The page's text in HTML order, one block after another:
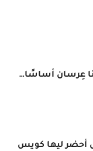
عِرسان أساسًا…
ليها كويس